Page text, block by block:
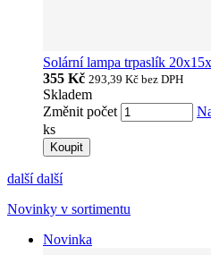
Solární lampa trpaslík
355 Kč 293,39 Kč bez DPH
Skladem
Změnit počet
ks
Koupit
další další
Novinky v sortimentu
Novinka